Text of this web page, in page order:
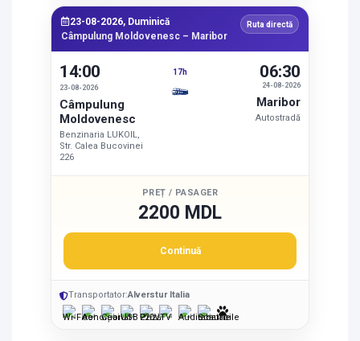
23-08-2026, Duminică
Câmpulung Moldovenesc – Maribor
Ruta directă
14:00
23-08-2026
Câmpulung
Moldovenesc
Benzinaria LUKOIL,
Str. Calea Bucovinei
226
17h
24-08-2026
06:30
Maribor
Autostradă
PREȚ / PASAGER
2200 MDL
Continuă
Transportator:Alverstur Italia